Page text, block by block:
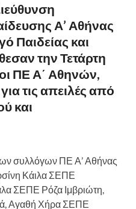
Α’ Αθήνας
Παιδείας και
την Τετάρτη
ΠΕ Α΄ Αθηνών,
τις απειλές από
και
συλλόγων ΠΕ Α’ Αθήνας
Κάιλα ΣΕΠΕ
ΣΕΠΕ Ρόζα Ιμβριώτη,
Αγαθή Χήρα ΣΕΠΕ